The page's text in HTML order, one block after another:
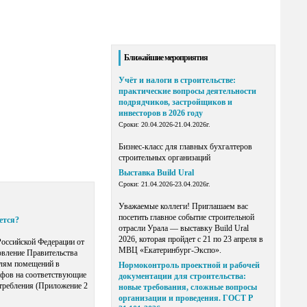
Федерации от
Правительства
помещений в
на соответствующие
(Приложение 2
Ближайшие мероприятия
Учёт и налоги в строительстве:
практические вопросы деятельности
подрядчиков, застройщиков и
инвесторов в 2026 году
Сроки: 20.04.2026-21.04.2026г.
Бизнес-класс для главных бухгалтеров
строительных организаций
Выставка Build Ural
Сроки: 21.04.2026-23.04.2026г.
Уважаемые коллеги! Приглашаем вас
посетить главное событие строительной
отрасли Урала — выставку Build Ural
2026, которая пройдет с 21 по 23 апреля в
МВЦ «Екатеринбург-Экспо».
Нормоконтроль проектной и рабочей
документации для строительства:
новые требования, сложные вопросы
организации и проведения. ГОСТ Р